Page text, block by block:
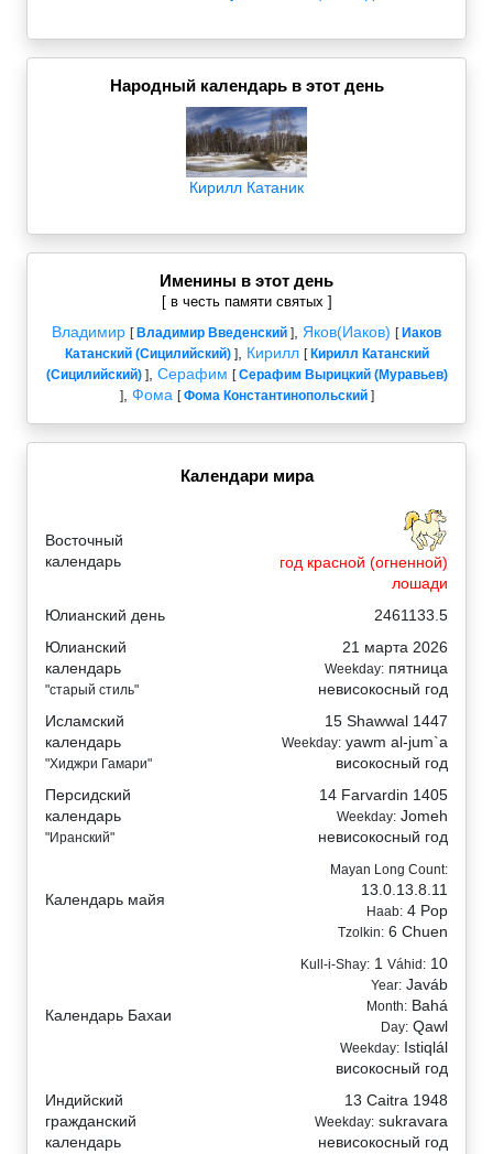
Народный календарь в этот день
Кирилл Катаник
Именины в этот день
[ в честь памяти святых ]
Владимир [ Владимир Введенский ] Яков(Иаков) [ Иаков
Катанский (Сицилийский)], Кирилл [ Кирилл Катанский
(Сицилийский)], Серафим [Серафим Вырицкий (Муравьев)
], Фома [Фома Константинопольский]
Календари мира
Восточный
календарь
год красной (огненной)
лошади
Юлианский день
2461133.5
Юлианский
календарь
"старый стиль"
21 марта 2026
Weekday: пятница
невисокосный год
Исламский
календарь
"Хиджри Гамари"
15 Shawwal 1447
Weekday: yawm al-jum`a
високосный год
Персидский
календарь
"Иранский"
14 Farvardin 1405
Weekday: Jomeh
невисокосный год
Календарь майя
Mayan Long Count:
13.0.13.8.11
Haab: 4 Pop
Tzolkin: 6 Chuen
Календарь Бахаи
Kull-i-Shay: 1 Váhid: 10
Year: Javáb
Month: Bahá
Day: Qawl
Weekday: Istiqlál
високосный год
Индийский
гражданский
календарь
13 Caitra 1948
Weekday: sukravara
невисокосный год